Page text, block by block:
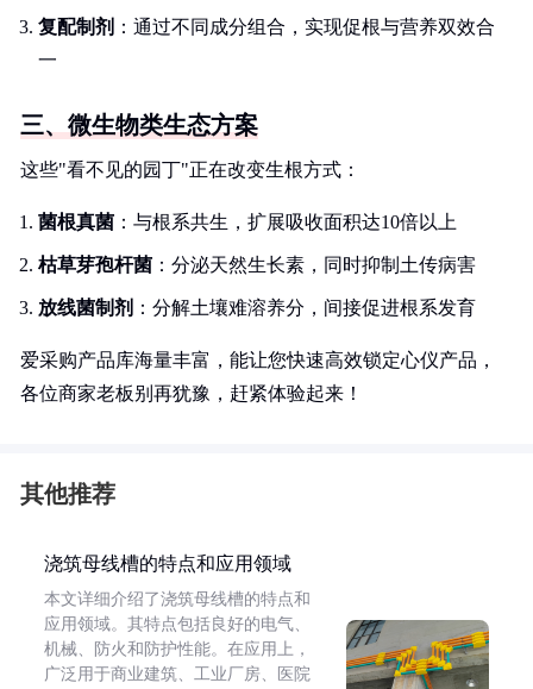
复配制剂 ：通过不同成分组合，实现促根与营养双效合
一
三、微生物类生态方案
这些"看不见的园丁"正在改变生根方式：
菌根真菌 ：与根系共生，扩展吸收面积达10倍以上
枯草芽孢杆菌 ：分泌天然生长素，同时抑制土传病害
放线菌制剂 ：分解土壤难溶养分，间接促进根系发育
爱采购产品库海量丰富，能让您快速高效锁定心仪产品，
各位商家老板别再犹豫，赶紧体验起来！
其他推荐
浇筑母线槽的特点和应用领域
本文详细介绍了浇筑母线槽的特点和
应用领域。其特点包括良好的电气、
机械、防火和防护性能。在应用上，
广泛用于商业建筑、工业厂房、医院